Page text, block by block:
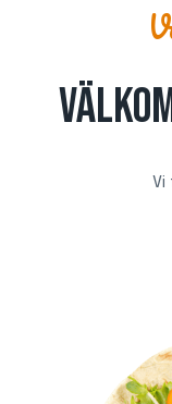
Vi